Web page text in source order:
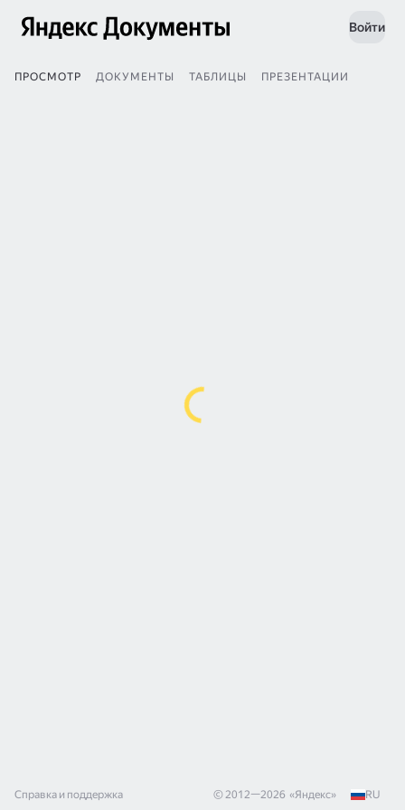
Войти
ПРОСМОТР ДОКУМЕНТЫ ТАБЛИЦЫ ПРЕЗЕНТАЦИИ
Справка и поддержка © 2012—2026 «Яндекс» RU